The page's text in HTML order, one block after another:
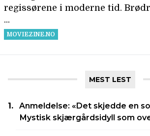
MEST LEST
Anmeldelse: «Det skjedde en
Mystisk skjærgårdsidyll som